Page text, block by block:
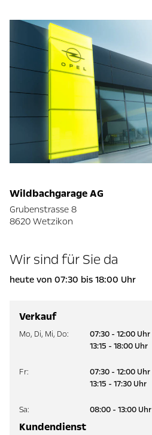
Wildbachgarage AG
Grubenstrasse 8
8620 Wetzikon
Wir sind für Sie da
heute von 07:30 bis 18:00 Uhr
Verkauf
Mo, Di, Mi, Do:
07:30 - 12:00 Uhr
13:15 - 18:00 Uhr
Fr:
07:30 - 12:00 Uhr
13:15 - 17:30 Uhr
Sa: 08:00 - 13:00 Uhr
Kundendienst